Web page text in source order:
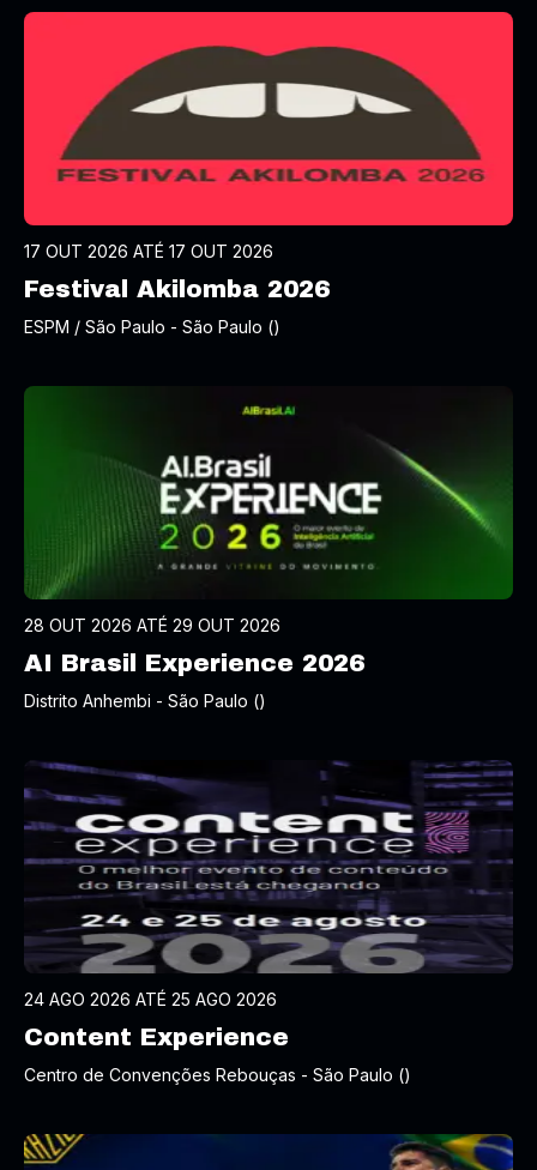
17 OUT 2026 ATÉ 17 OUT 2026
Festival Akilomba 2026
ESPM / São Paulo - São Paulo ()
28 OUT 2026 ATÉ 29 OUT 2026
AI Brasil Experience 2026
Distrito Anhembi - São Paulo ()
24 AGO 2026 ATÉ 25 AGO 2026
Content Experience
Centro de Convenções Rebouças - São Paulo ()